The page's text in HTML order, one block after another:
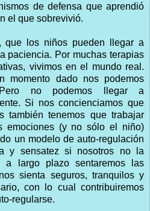
de defensa que aprendió
el que sobrevivió.
los niños pueden llegar a
paciencia. Por muchas terapias
vivimos en el mundo real.
momento dado nos podemos
no podemos llegar a
Si nos concienciamos que
también tenemos que trabajar
emociones (y no sólo el niño)
un modelo de auto-regulación
y sensatez si nosotros no la
a largo plazo sentaremos las
sienta seguros, tranquilos y
con lo cual contribuiremos
regularse.